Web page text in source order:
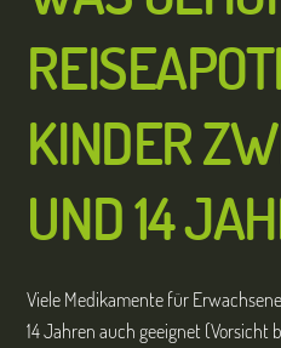
KINDER
UND 14
Viele Medikamente für
14 Jahren auch geeignet (Vorsicht